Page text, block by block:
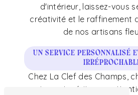
d'intérieur, laissez-vous
créativité et le raffinement
de nos artisans
Un service personnalisé
Chez La Clef des Champs,
unique et mérite une